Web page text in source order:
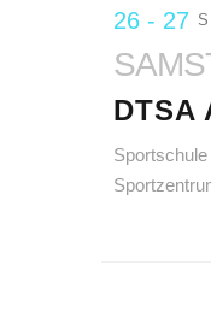
26 - 27
DTSA